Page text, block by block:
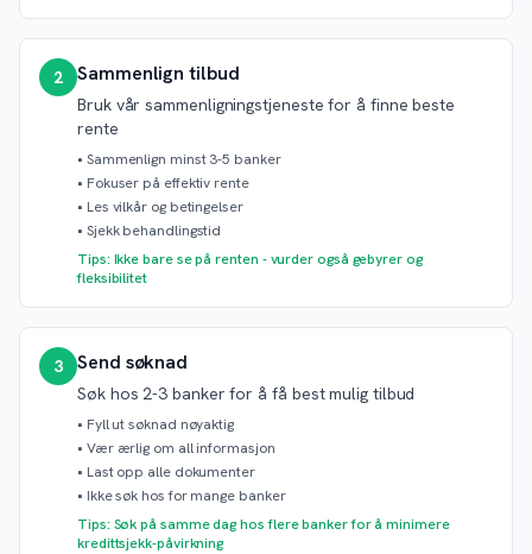
2 Sammenlign tilbud
Bruk vår sammenligningstjeneste for å finne beste
rente
• Sammenlign minst 3-5 banker
• Fokuser på effektiv rente
• Les vilkår og betingelser
• Sjekk behandlingstid
Tips: Ikke bare se på renten - vurder også gebyrer og
fleksibilitet
3 Send søknad
Søk hos 2-3 banker for å få best mulig tilbud
• Fyll ut søknad nøyaktig
• Vær ærlig om all informasjon
• Last opp alle dokumenter
• Ikke søk hos for mange banker
Tips: Søk på samme dag hos flere banker for å minimere
kredittsjekk-påvirkning